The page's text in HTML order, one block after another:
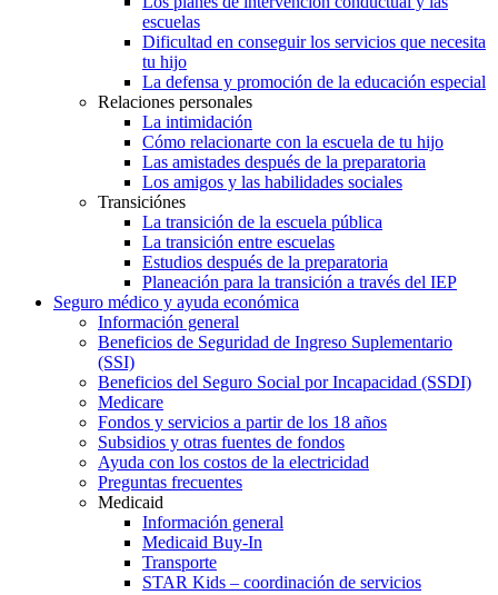
escuelas
Dificultad en conseguir los servicios que necesita
tu hijo
La defensa y promoción de la educación especial
Relaciones personales
La intimidación
Cómo relacionarte con la escuela de tu hijo
Las amistades después de la preparatoria
Los amigos y las habilidades sociales
Transiciónes
La transición de la escuela pública
La transición entre escuelas
Estudios después de la preparatoria
Planeación para la transición a través del IEP
Seguro médico y ayuda económica
Información general
Beneficios de Seguridad de Ingreso Suplementario
(SSI)
Beneficios del Seguro Social por Incapacidad (SSDI)
Medicare
Fondos y servicios a partir de los 18 años
Subsidios y otras fuentes de fondos
Ayuda con los costos de la electricidad
Preguntas frecuentes
Medicaid
Información general
Medicaid Buy-In
Transporte
STAR Kids – coordinación de servicios